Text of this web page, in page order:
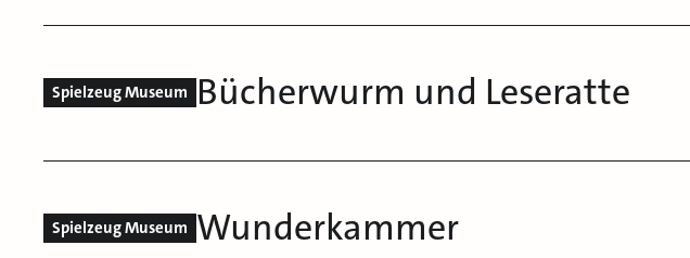
Spielzeug Museum Bücherwurm und Leseratte
Spielzeug Museum Wunderkammer